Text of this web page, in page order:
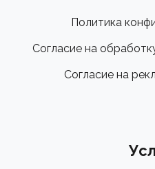
Политика
Согласие на
Согласие на